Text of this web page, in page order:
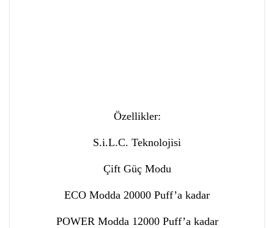
Özellikler:
S.i.L.C. Teknolojisi
Çift Güç Modu
ECO Modda 20000 Puff’a kadar
POWER Modda 12000 Puff’a kadar